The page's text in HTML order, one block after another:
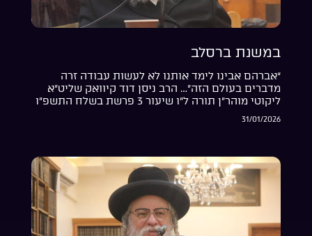
במשנת ברסלב
“אברהם אבינו לימד אותנו לא לעשות עבודה זרה
מדברים בעולם הזה”… הרב ניסן דוד קיוואק שליט”א
ליקוטי מוהר”ן תורה ל”ו שיעור 3 פרשת בשלח התשפ”ו
31/01/2026